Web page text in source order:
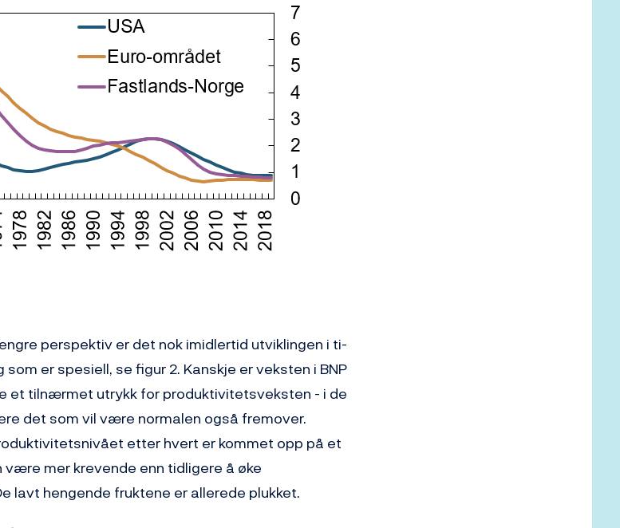
perspektiv er det nok imidlertid utviklingen i ti-
er spesiell, se figur 2. Kanskje er veksten i BNP
et tilnærmet utrykk for produktivitetsveksten - i de
det som vil være normalen også fremover.
etter hvert er kommet opp på et
mer krevende enn tidligere å øke
lavt hengende fruktene er allerede plukket.